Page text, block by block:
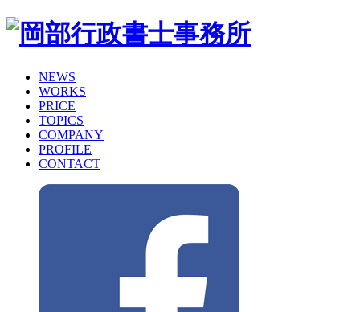
NEWS
WORKS
PRICE
TOPICS
COMPANY
PROFILE
CONTACT